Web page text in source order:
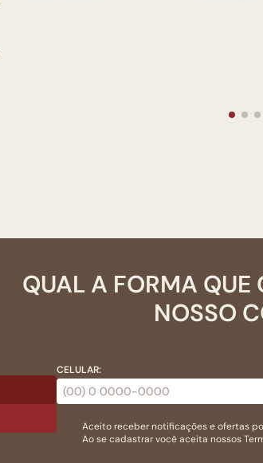
QUAL A FORMA QUE
NOSSO
CELULAR:
Aceito receber notificações e ofertas
Ao se cadastrar você aceita nossos